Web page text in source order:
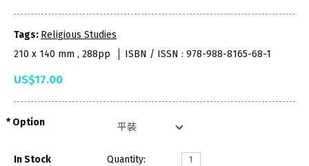
Tags: Religious Studies
210 x 140 mm , 288pp
ISBN / ISSN : 978-988-8165-68-1
US$17.00
Option
In Stock Quantity: